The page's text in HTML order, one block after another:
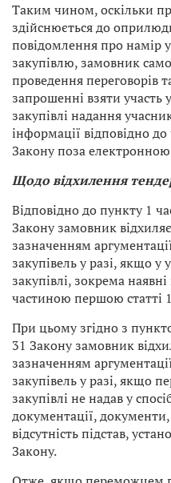
Таким чином, оскільки
здійснюється до
повідомлення про намір
закупівлю, замовник
проведення переговорів
запрошенні взяти участь
закупівлі надання
інформації відповідно
Закону поза
Щодо відхилення
Відповідно до пункту 1
Закону замовник
зазначенням
закупівель у разі, якщо у
закупівлі, зокрема
частиною першою статті
При цьому згідно з
31 Закону замовник
зазначенням
закупівель у разі, якщо
закупівлі не надав у
документації,
відсутність підстав,
Закону.